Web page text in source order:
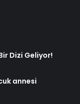
Dizi Geliyor!
annesi